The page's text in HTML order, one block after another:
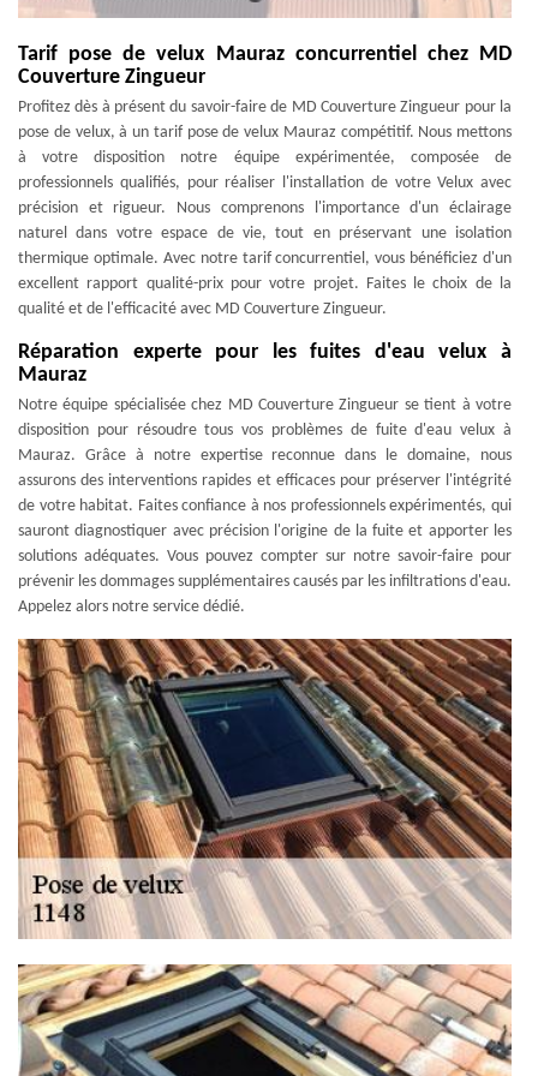
Tarif pose de velux Mauraz concurrentiel chez MD
Couverture Zingueur
Profitez dès à présent du savoir-faire de MD Couverture Zingueur pour la
pose de velux, à un tarif pose de velux Mauraz compétitif. Nous mettons
à votre disposition notre équipe expérimentée, composée de
professionnels qualifiés, pour réaliser l'installation de votre Velux avec
précision et rigueur. Nous comprenons l'importance d'un éclairage
naturel dans votre espace de vie, tout en préservant une isolation
thermique optimale. Avec notre tarif concurrentiel, vous bénéficiez d'un
excellent rapport qualité-prix pour votre projet. Faites le choix de la
qualité et de l'efficacité avec MD Couverture Zingueur.
Réparation experte pour les fuites d'eau velux à
Mauraz
Notre équipe spécialisée chez MD Couverture Zingueur se tient à votre
disposition pour résoudre tous vos problèmes de fuite d'eau velux à
Mauraz. Grâce à notre expertise reconnue dans le domaine, nous
assurons des interventions rapides et efficaces pour préserver l'intégrité
de votre habitat. Faites confiance à nos professionnels expérimentés, qui
sauront diagnostiquer avec précision l'origine de la fuite et apporter les
solutions adéquates. Vous pouvez compter sur notre savoir-faire pour
prévenir les dommages supplémentaires causés par les infiltrations d'eau.
Appelez alors notre service dédié.